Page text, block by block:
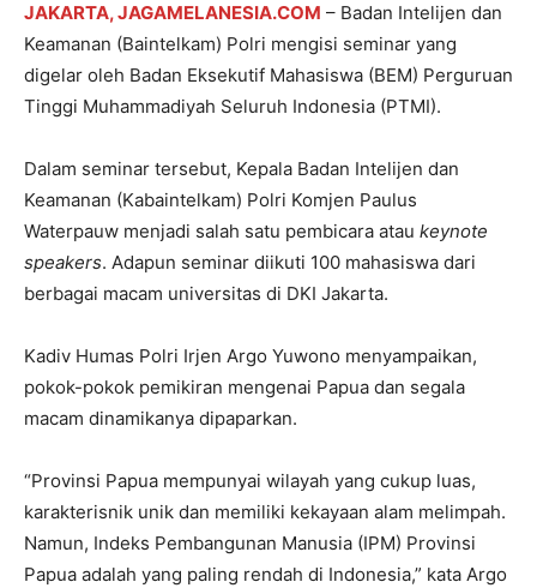
JAKARTA, JAGAMELANESIA.COM – Badan Intelijen dan
Keamanan (Baintelkam) Polri mengisi seminar yang
digelar oleh Badan Eksekutif Mahasiswa (BEM) Perguruan
Tinggi Muhammadiyah Seluruh Indonesia (PTMI).
Dalam seminar tersebut, Kepala Badan Intelijen dan
Keamanan (Kabaintelkam) Polri Komjen Paulus
Waterpauw menjadi salah satu pembicara atau keynote
speakers. Adapun seminar diikuti 100 mahasiswa dari
berbagai macam universitas di DKI Jakarta.
Kadiv Humas Polri Irjen Argo Yuwono menyampaikan,
pokok-pokok pemikiran mengenai Papua dan segala
macam dinamikanya dipaparkan.
“Provinsi Papua mempunyai wilayah yang cukup luas,
karakterisnik unik dan memiliki kekayaan alam melimpah.
Namun, Indeks Pembangunan Manusia (IPM) Provinsi
Papua adalah yang paling rendah di Indonesia,” kata Argo